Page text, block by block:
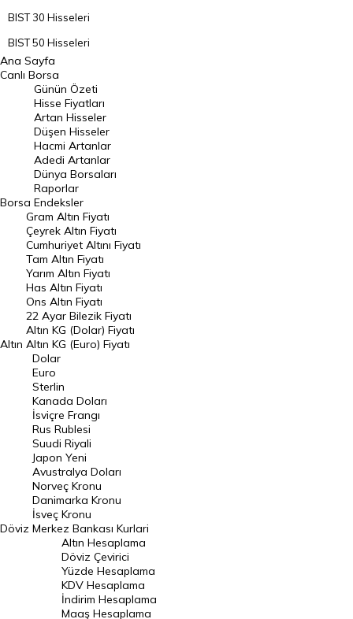
BIST 30 Hisseleri
BIST 50 Hisseleri
BIST 100 Hisseleri
En Çok Artan Hisseler
En Çok Düşen Hisseler
Hacmi Artanlar
Geçmiş Kapanışlar
Dünya Borsaları
Raporlar
Endeksler
DÖVİZ
Döviz Kuru
Dolar Kuru
Euro Kuru
Pound Kuru
Frank Kuru
Riyal Kuru
Avustralya Doları
Danimarka Kronu Kuru
Kanada Doları Kuru
Norveç Kronu Kuru
İsveç Kronu Kuru
Japon Yeni Kuru
Serbest Piyasa Döviz Kurları
Ana Sayfa
Canlı Borsa
Borsa
Günün Özeti
Hisse Fiyatları
Artan Hisseler
Düşen Hisseler
Hacmi Artanlar
Adedi Artanlar
Dünya Borsaları
Raporlar
Endeksler
Altın
Gram Altın Fiyatı
Çeyrek Altın Fiyatı
Cumhuriyet Altını Fiyatı
Tam Altın Fiyatı
Yarım Altın Fiyatı
Has Altın Fiyatı
Ons Altın Fiyatı
22 Ayar Bilezik Fiyatı
Altın KG (Dolar) Fiyatı
Altın KG (Euro) Fiyatı
Döviz
Dolar
Euro
Sterlin
Kanada Doları
İsviçre Frangı
Rus Rublesi
Suudi Riyali
Japon Yeni
Avustralya Doları
Norveç Kronu
Danimarka Kronu
İsveç Kronu
Merkez Bankası Kurlari
Altın Hesaplama
Döviz Çevirici
Yüzde Hesaplama
KDV Hesaplama
İndirim Hesaplama
Maaş Hesaplama